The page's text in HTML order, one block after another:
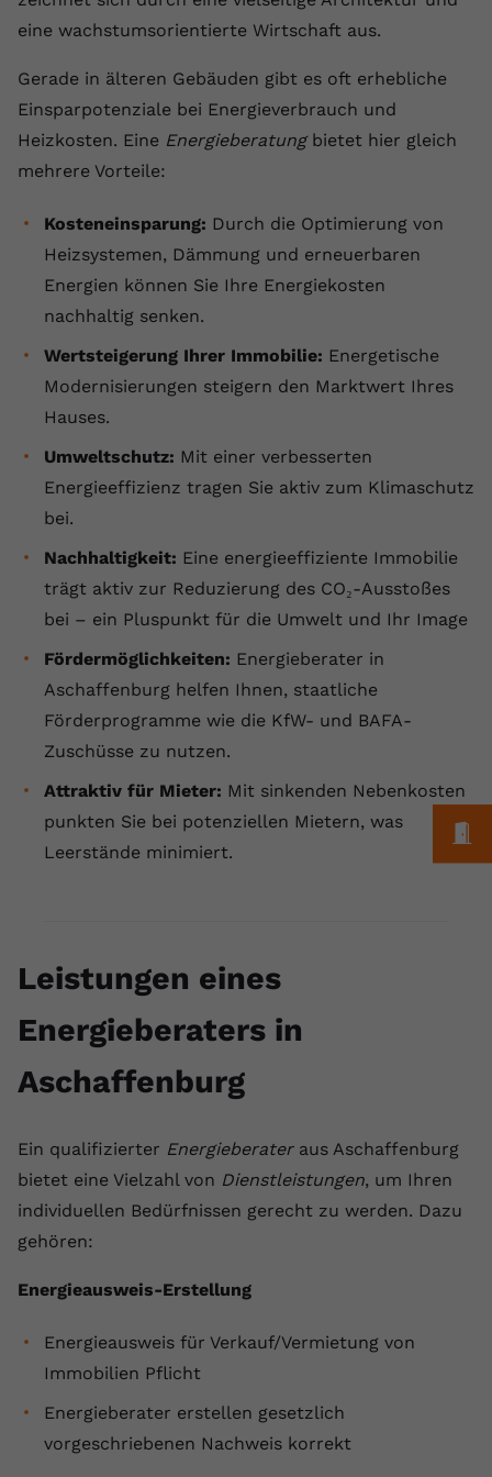
eine wachstumsorientierte Wirtschaft aus.
Gerade in älteren Gebäuden gibt es oft erhebliche
Einsparpotenziale bei Energieverbrauch und
Heizkosten. Eine Energieberatungbietet hier gleich
mehrere Vorteile:
Kosteneinsparung: Durch die Optimierung von
Heizsystemen, Dämmung und erneuerbaren
Energien können Sie Ihre Energiekosten
nachhaltig senken.
Wertsteigerung Ihrer Immobilie: Energetische
Modernisierungen steigern den Marktwert Ihres
Hauses.
Umweltschutz: Mit einer verbesserten
Energieeffizienz tragen Sie aktiv zum Klimaschutz
bei.
Nachhaltigkeit: Eine energieeffiziente Immobilie
trägt aktiv zur Reduzierung des CO₂-Ausstoßes
bei – ein Pluspunkt für die Umwelt und Ihr Image
Fördermöglichkeiten: Energieberater in
Aschaffenburg helfen Ihnen, staatliche
Förderprogramme wie die KfW- und BAFA-
Zuschüsse zu nutzen.
Attraktiv für Mieter: Mit sinkenden Nebenkosten
punkten Sie bei potenziellen Mietern, was
Leerstände minimiert.
Leistungen eines
Energieberaters in
Aschaffenburg
Ein qualifizierter Energieberateraus Aschaffenburg
bietet eine Vielzahl von Dienstleistungen, um Ihren
individuellen Bedürfnissen gerecht zu werden. Dazu
gehören:
Energieausweis-Erstellung
Energieausweis für Verkauf/Vermietung von
Immobilien Pflicht
Energieberater erstellen gesetzlich
vorgeschriebenen Nachweis korrekt
Anbieter youtube.com
Laufzeit 2 Jahre
Zweck
YouTube setzt dieses Cookie über
eingebettete YouTube-Videos und
registriert anonyme statistische Daten.
Anbieter Youtube.com
Zweck
YouTube setzt diesen Cookie, um die
Videos verwendet.
Name
Laufzeit Session
Zweck
Dieser von YouTube gesetzte Cookie
registriert eine eindeutige ID, um
Daten darüber zu speichern, welche
Name yt.innertube::nextId
Zweck
Dieser von YouTube gesetzte Cookie
Daten darüber zu speichern, welche
gesehen hat.
Name yt-remote-connected-devices
Anbieter Youtube.com
Laufzeit
YouTube setzt diesen Cookie, um die
speichern, der eingebettete YouTube-